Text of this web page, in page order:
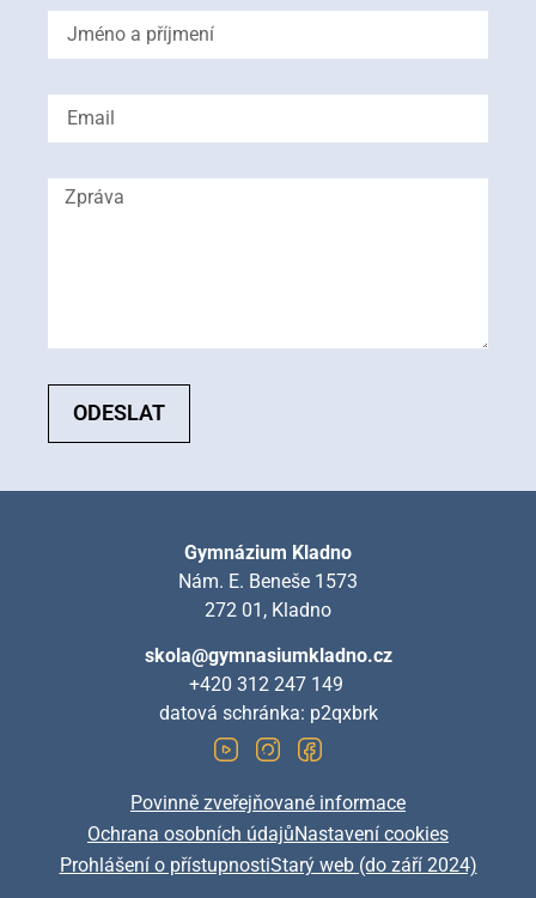
ODESLAT
Gymnázium Kladno
Nám. E. Beneše 1573
272 01, Kladno
skola@gymnasiumkladno.cz
+420 312 247 149
datová schránka: p2qxbrk
Povinně zveřejňované informace
Ochrana osobních údajůNastavení cookies
Prohlášení o přístupnostiStarý web (do září 2024)